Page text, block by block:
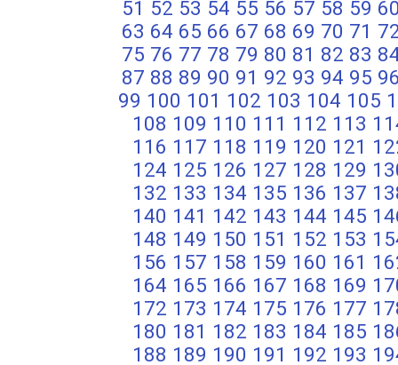
51 52 53 54 55 56 57 58 59
63 64 65 66 67 68 69 70 71
75 76 77 78 79 80 81 82 83
87 88 89 90 91 92 93 94 95
99 100 101 102 103 104 105
108 109 110 111 112 113
116 117 118 119 120 121
124 125 126 127 128 129
132 133 134 135 136 137
140 141 142 143 144 145
148 149 150 151 152 153
156 157 158 159 160 161
164 165 166 167 168 169
172 173 174 175 176 177
180 181 182 183 184 185
188 189 190 191 192 193